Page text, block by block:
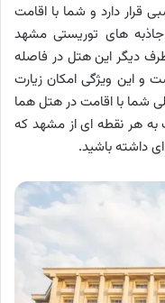
قرار دارد و شما با اقامت
های توریستی مشهد
دیگر این هتل در فاصله
و این ویژگی امکان زیارت
شما با اقامت در هتل هما
به هر نقطه ای از مشهد که
داشته باشید.